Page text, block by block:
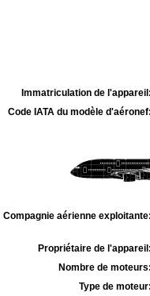
Immatriculation de l'appareil:
Code IATA du modèle d'aéronef:
Compagnie aérienne exploitante:
Propriétaire de l'appareil:
Nombre de moteurs:
Type de moteur: